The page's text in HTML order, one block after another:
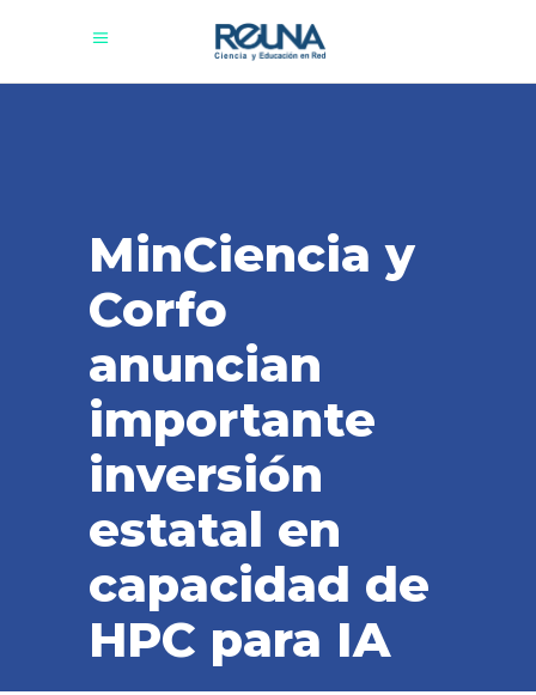
MinCiencia y
Corfo
anuncian
importante
inversión
estatal en
capacidad de
HPC para IA